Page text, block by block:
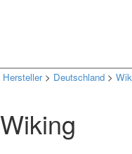
Hersteller> Deutschland >
Wiking